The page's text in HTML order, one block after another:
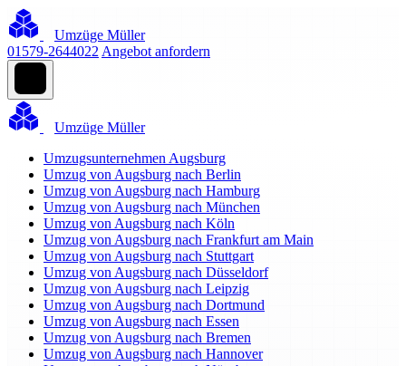
Umzüge Müller
01579-2644022 Angebot anfordern
Umzüge Müller
Umzugsunternehmen Augsburg
Umzug von Augsburg nach Berlin
Umzug von Augsburg nach Hamburg
Umzug von Augsburg nach München
Umzug von Augsburg nach Köln
Umzug von Augsburg nach Frankfurt am Main
Umzug von Augsburg nach Stuttgart
Umzug von Augsburg nach Düsseldorf
Umzug von Augsburg nach Leipzig
Umzug von Augsburg nach Dortmund
Umzug von Augsburg nach Essen
Umzug von Augsburg nach Bremen
Umzug von Augsburg nach Hannover